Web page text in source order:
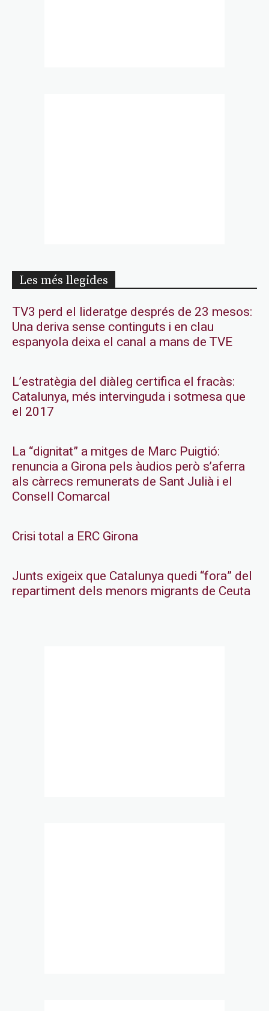
Les més llegides
TV3 perd el lideratge després de 23 mesos:
Una deriva sense continguts i en clau
espanyola deixa el canal a mans de TVE
L’estratègia del diàleg certifica el fracàs:
Catalunya, més intervinguda i sotmesa que
el 2017
La “dignitat” a mitges de Marc Puigtió:
renuncia a Girona pels àudios però s’aferra
als càrrecs remunerats de Sant Julià i el
Consell Comarcal
Crisi total a ERC Girona
Junts exigeix que Catalunya quedi “fora” del
repartiment dels menors migrants de Ceuta